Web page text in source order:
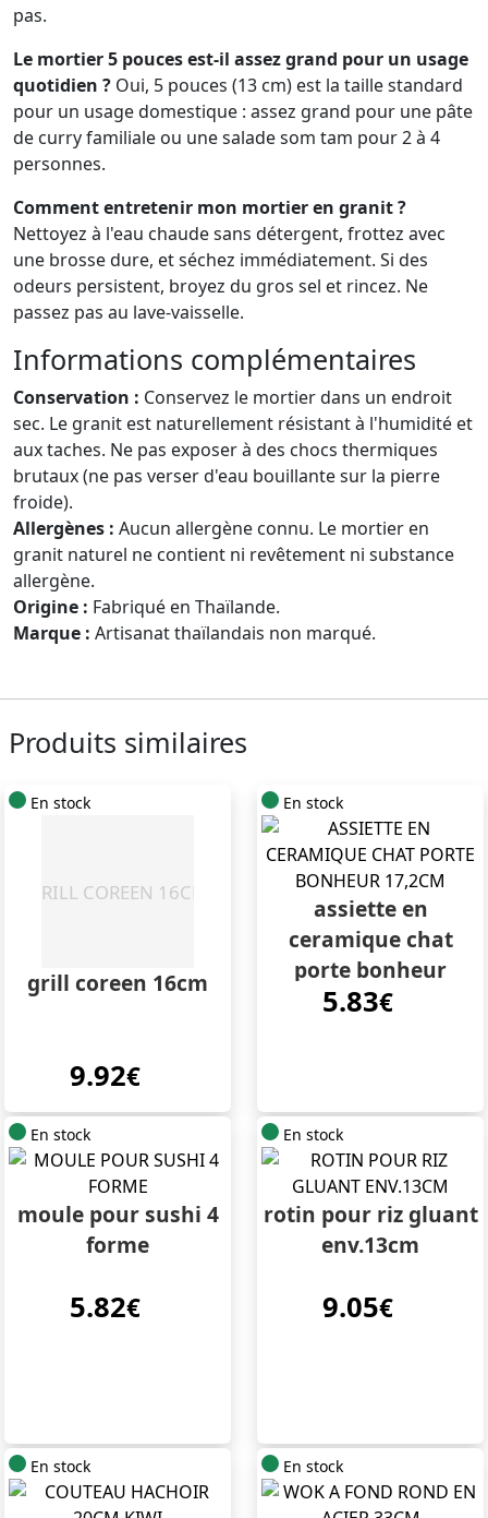
pas.
Le mortier 5 pouces est-il assez grand pour un usage
quotidien ? Oui, 5 pouces (13 cm) est la taille standard
pour un usage domestique : assez grand pour une pâte
de curry familiale ou une salade som tam pour 2 à 4
personnes.
Comment entretenir mon mortier en granit ?
Nettoyez à l'eau chaude sans détergent, frottez avec
une brosse dure, et séchez immédiatement. Si des
odeurs persistent, broyez du gros sel et rincez. Ne
passez pas au lave-vaisselle.
Informations complémentaires
Conservation : Conservez le mortier dans un endroit
sec. Le granit est naturellement résistant à l'humidité et
aux taches. Ne pas exposer à des chocs thermiques
brutaux (ne pas verser d'eau bouillante sur la pierre
froide).
Allergènes : Aucun allergène connu. Le mortier en
granit naturel ne contient ni revêtement ni substance
allergène.
Origine : Fabriqué en Thaïlande.
Marque : Artisanat thaïlandais non marqué.
Produits similaires
En stock
grill coreen 16cm
9.92€
En stock
assiette en
ceramique chat
porte bonheur
17,2cm
5.83€
En stock
moule pour sushi 4
forme
5.82€
En stock
rotin pour riz gluant
env.13cm
9.05€
En stock En stock